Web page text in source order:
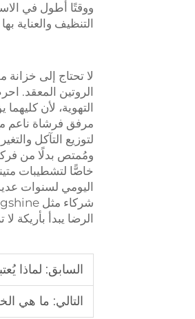
ووقتًا أطول في
التنظيف والعناية
لا تحتاج إلى
الروتين المعقد.
التهوية، لأن
مرفق فرشاة ناعم
لتوزيع التآكل
ومُمتص بدلًا من
خاصًّا لتشطيبات
اليومي لسنوات
الرضا يبدأ بأريكة
السابق: لماذا
التالي: ما هي